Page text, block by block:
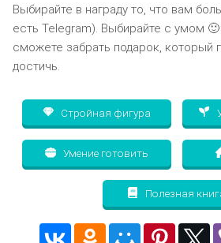
Выбирайте в награду то, что вам
есть Telegram). Выбирайте с умом
сможете забрать подарок, который
достичь.
Стройная фигура
Умение готовить
Полезная